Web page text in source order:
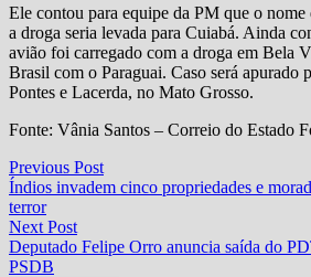
Ele contou para equipe da PM que o
a droga seria levada para Cuiabá. Ainda
avião foi carregado com a droga em Bela
Brasil com o Paraguai. Caso será apurado
Pontes e Lacerda, no Mato Grosso.
Fonte: Vânia Santos – Correio do Estado
Navegação
de
Post
Previous PostPrevious
post:
Índios invadem cinco propriedades e
terror
Next PostNext
post:
Deputado Felipe Orro anuncia saída do
PSDB